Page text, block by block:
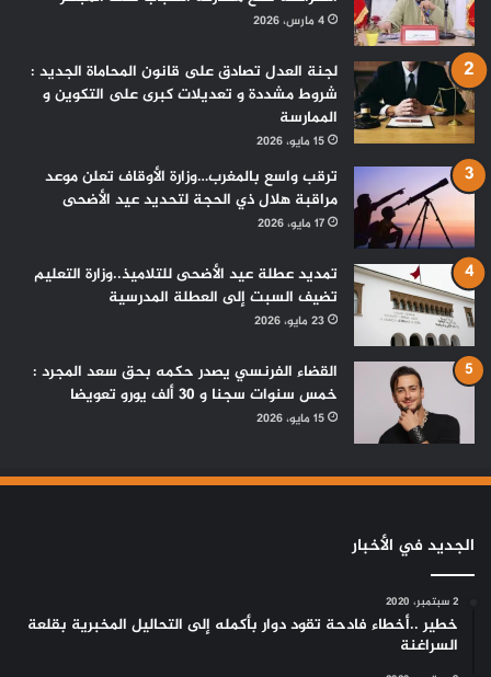
4 مارس، 2026
لجنة العدل تصادق على قانون المحاماة الجديد :
شروط مشددة و تعديلات كبرى على التكوين و
الممارسة
15 مايو، 2026
ترقب واسع بالمغرب…وزارة الأوقاف تعلن موعد
مراقبة هلال ذي الحجة لتحديد عيد الأضحى
17 مايو، 2026
تمديد عطلة عيد الأضحى للتلاميذ..وزارة التعليم
تضيف السبت إلى العطلة المدرسية
23 مايو، 2026
القضاء الفرنسي يصدر حكمه بحق سعد المجرد :
خمس سنوات سجنا و 30 ألف يورو تعويضا
15 مايو، 2026
الجديد في الأخبار
2 سبتمبر، 2020
خطير ..أخطاء فادحة تقود دوار بأكمله إلى التحاليل المخبرية بقلعة
السراغنة